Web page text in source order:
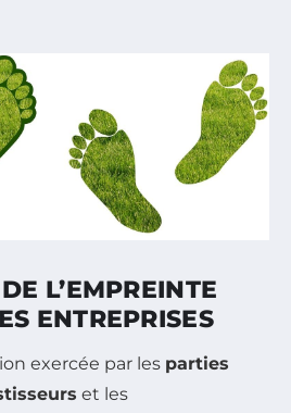
L’EMPREINTE
ENTREPRISES
exercée par les parties
et les